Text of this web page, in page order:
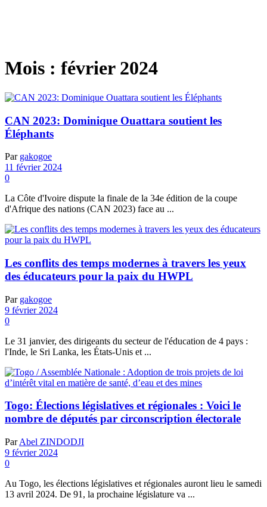
Mois : février 2024
CAN 2023: Dominique Ouattara soutient les
Éléphants
Par gakogoe
11 février 2024
0
La Côte d'Ivoire dispute la finale de la 34e édition de la coupe
d'Afrique des nations (CAN 2023) face au ...
Les conflits des temps modernes à travers les yeux
des éducateurs pour la paix du HWPL
Par gakogoe
9 février 2024
0
Le 31 janvier, des dirigeants du secteur de l'éducation de 4 pays :
l'Inde, le Sri Lanka, les États-Unis et ...
Togo: Élections législatives et régionales : Voici le
nombre de députés par circonscription électorale
Par Abel ZINDODJI
9 février 2024
0
Au Togo, les élections législatives et régionales auront lieu le samedi
13 avril 2024. De 91, la prochaine législature va ...